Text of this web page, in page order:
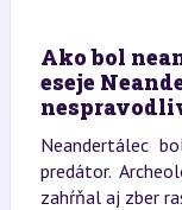
Ako bol
eseje
Neandertálec
predátor.
zahŕňal aj zber